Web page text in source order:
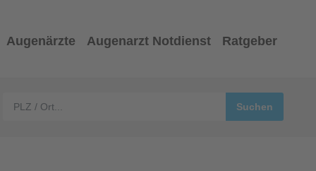
Augenärzte Augenarzt Notdienst Ratgeber